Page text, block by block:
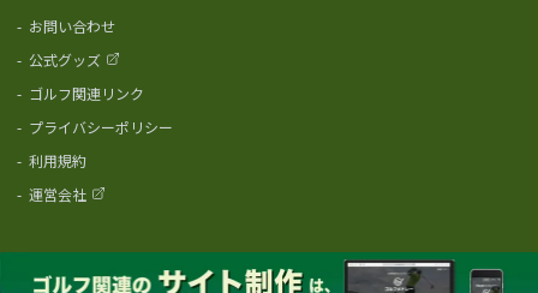
- お問い合わせ
- 公式グッズ
- ゴルフ関連リンク
- プライバシーポリシー
- 利用規約
- 運営会社